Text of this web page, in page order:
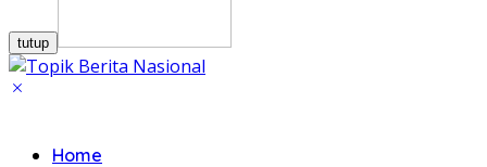
tutup
Home